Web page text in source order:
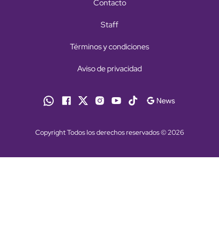
Contacto
Staff
Términos y condiciones
Aviso de privacidad
Copyright Todos los derechos reservados © 2026